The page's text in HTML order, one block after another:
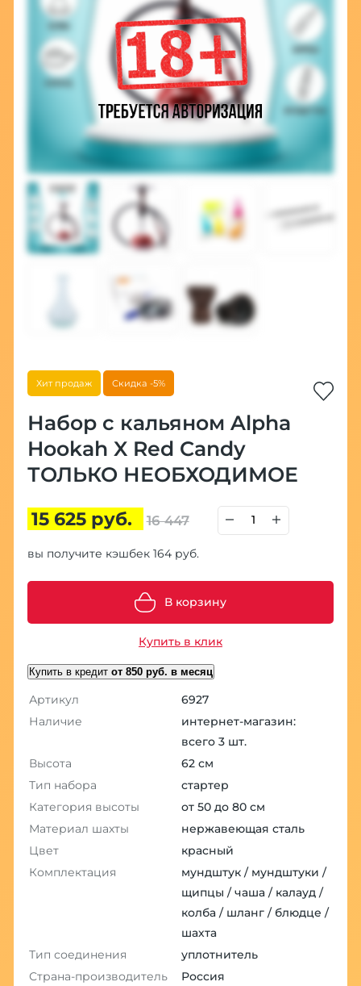
Хит продаж Скидка -5%
Набор с кальяном Alpha
Hookah X Red Candy
ТОЛЬКО НЕОБХОДИМОЕ
15 625 руб. 16 447
вы получите кэшбек 164 руб.
В корзину
Купить в клик
Купить в кредит от 850 руб. в месяц
Артикул
6927
Наличие
интернет-магазин:
всего 3 шт.
Высота
62 см
Тип набора
стартер
Категория высоты
от 50 до 80 см
Материал шахты
нержавеющая сталь
Цвет
красный
Комплектация
мундштук / мундштуки /
щипцы / чаша / калауд /
колба / шланг / блюдце /
шахта
Тип соединения
уплотнитель
Страна-производитель
Россия